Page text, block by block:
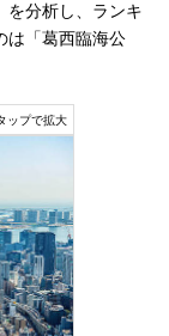
を分析し、ランキ
は「葛西臨海公